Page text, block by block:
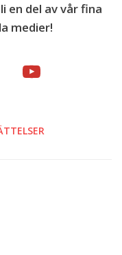
en del av vår fina
medier!